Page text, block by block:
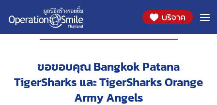
บริจาค
องค์กรที่ร่วมสนับสนุน
ขอขอบคุณ Bangkok Patana
TigerSharks และ TigerSharks Orange
Army Angels